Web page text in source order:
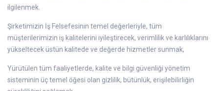
ilgilenmek.
Şirketimizin İş Felsefesinin temel değerleriyle, tüm
müşterilerimizin iş kalitelerini iyileştirecek, verimlilik ve karlılıklarını
yükseltecek üstün kalitede ve değerde hizmetler sunmak,
Yürütülen tüm faaliyetlerde, kalite ve bilgi güvenliği yönetim
sisteminin üç temel öğesi olan gizlilik, bütünlük, erişilebilirliğin